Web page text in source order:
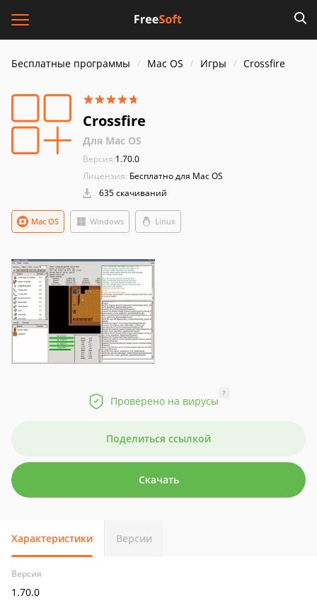
Бесплатные программы Mac OS Игры Crossfire
Crossfire
Для Mac OS
Версия:1.70.0
Лицензия: Бесплатно для Mac OS
635 скачиваний
Windows Linux
Mac OS
Проверено на вирусы
?
Поделиться ссылкой
Скачать
Характеристики Версии
Версия
1.70.0